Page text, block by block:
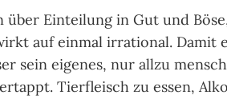
über Ein­tei­lung in Gut und
auf ein­mal irra­tio­nal. Damit
sein eige­nes, nur allzu
Tier­fleisch zu essen,